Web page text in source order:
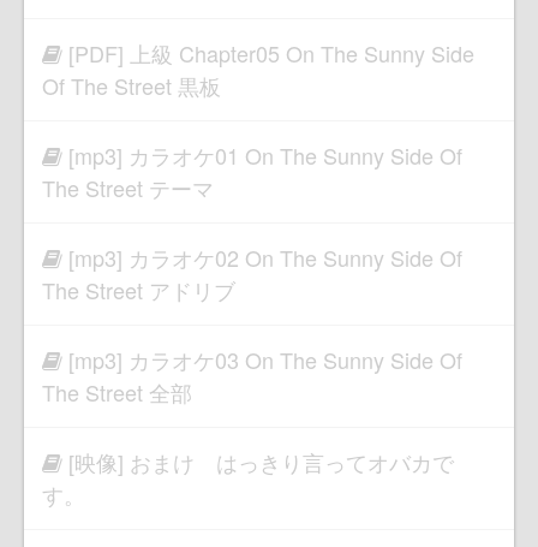
[PDF] 上級 Chapter05 On The Sunny Side
Of The Street 黒板
[mp3] カラオケ01 On The Sunny Side Of
The Street テーマ
[mp3] カラオケ02 On The Sunny Side Of
The Street アドリブ
[mp3] カラオケ03 On The Sunny Side Of
The Street 全部
[映像] おまけ はっきり言ってオバカで
す。